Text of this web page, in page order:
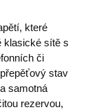
které
klasické sítě s
či
stav
samotná
rezervou,